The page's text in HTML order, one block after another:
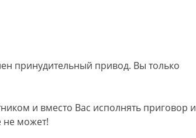
принудительный привод. Вы только
и вместо Вас исполнять приговор и
не может!